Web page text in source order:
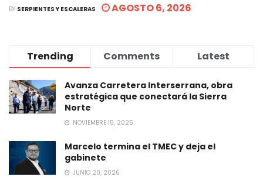
BY SERPIENTES Y ESCALERAS AGOSTO 6, 2026
Trending Comments Latest
Avanza Carretera Interserrana, obra
estratégica que conectará la Sierra
Norte
NOVIEMBRE 15, 2025
Marcelo termina el TMEC y deja el
gabinete
JUNIO 20, 2026